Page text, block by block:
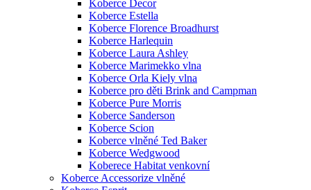
Koberce Decor
Koberce Estella
Koberce Florence Broadhurst
Koberce Harlequin
Koberce Laura Ashley
Koberce Marimekko vlna
Koberce Orla Kiely vlna
Koberce pro děti Brink and Campman
Koberce Pure Morris
Koberce Sanderson
Koberce Scion
Koberce vlněné Ted Baker
Koberce Wedgwood
Koberece Habitat venkovní
Koberce Accessorize vlněné